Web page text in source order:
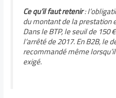
Ce qu’il faut retenir:
du montant de la prestation
Dans le BTP, le seuil de 150
l’arrêté de 2017. En B2B, le
recommandé même
exigé.